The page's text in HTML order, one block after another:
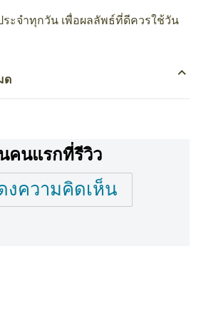
ระจำทุกวัน เพื่อผลลัพธ์ที่ดีควรใช้วัน
ด
คนแรกที่รีวิว
งความคิดเห็น